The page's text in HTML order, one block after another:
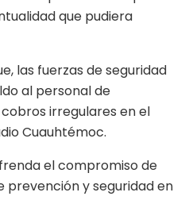
que pudiera
las fuerzas de seguridad
al personal de
irregulares en el
Cuauhtémoc.
el compromiso de
y seguridad en